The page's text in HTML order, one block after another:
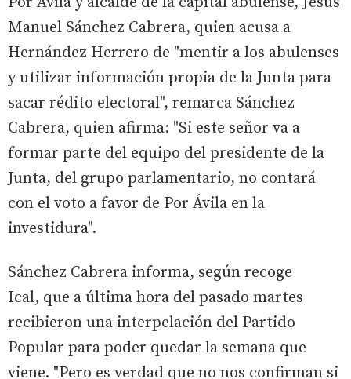
Manuel Sánchez Cabrera, quien acusa a
Hernández Herrero de "mentir a los abulenses
y utilizar información propia de la Junta para
sacar rédito electoral", remarca Sánchez
Cabrera, quien afirma: "Si este señor va a
formar parte del equipo del presidente de la
Junta, del grupo parlamentario, no contará
con el voto a favor de Por Ávila en la
investidura".
Sánchez Cabrera informa, según recoge
Ical, que a última hora del pasado martes
recibieron una interpelación del Partido
Popular para poder quedar la semana que
viene. "Pero es verdad que no nos confirman si